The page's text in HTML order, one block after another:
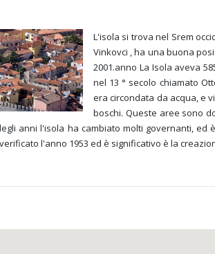
L'isola si trova nel Srem
Vinkovci , ha una buona
2001.anno La Isola aveva
nel 13 ° secolo chiamato
era circondata da acqua, e
boschi. Queste aree sono
anni l'isola ha cambiato molti governanti,
l'anno 1953 ed è significativo è la